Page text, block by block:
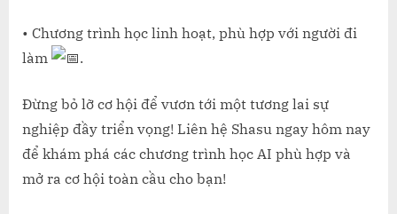
• Chương trình học linh hoạt, phù hợp với người đi
làm
.
Đừng bỏ lỡ cơ hội để vươn tới một tương lai sự
nghiệp đầy triển vọng! Liên hệ Shasu ngay hôm nay
để khám phá các chương trình học AI phù hợp và
mở ra cơ hội toàn cầu cho bạn!